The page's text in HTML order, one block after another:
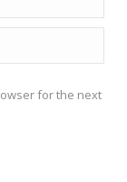
for the next